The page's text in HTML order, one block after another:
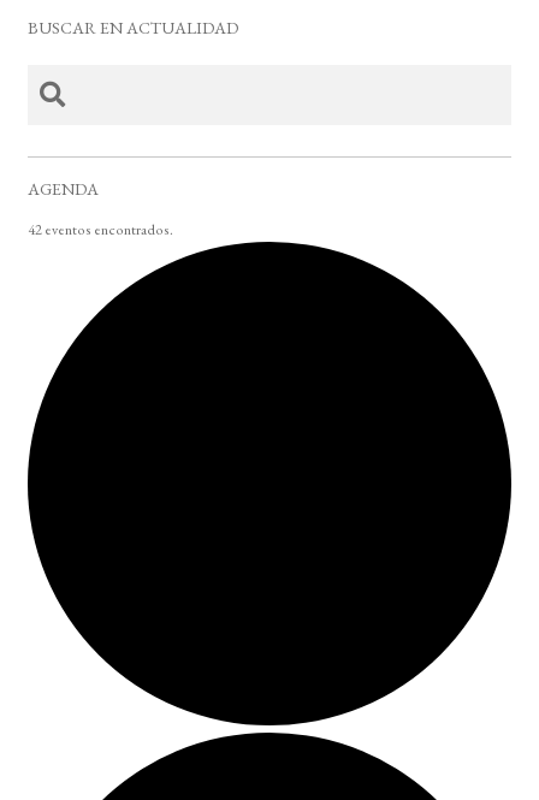
BUSCAR EN ACTUALIDAD
AGENDA
42 eventos encontrados.